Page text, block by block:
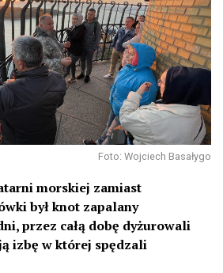
Foto: Wojciech Basałygo
morskiej zamiast
był knot zapalany
przez całą dobę dyżurowali
izbę w której spędzali